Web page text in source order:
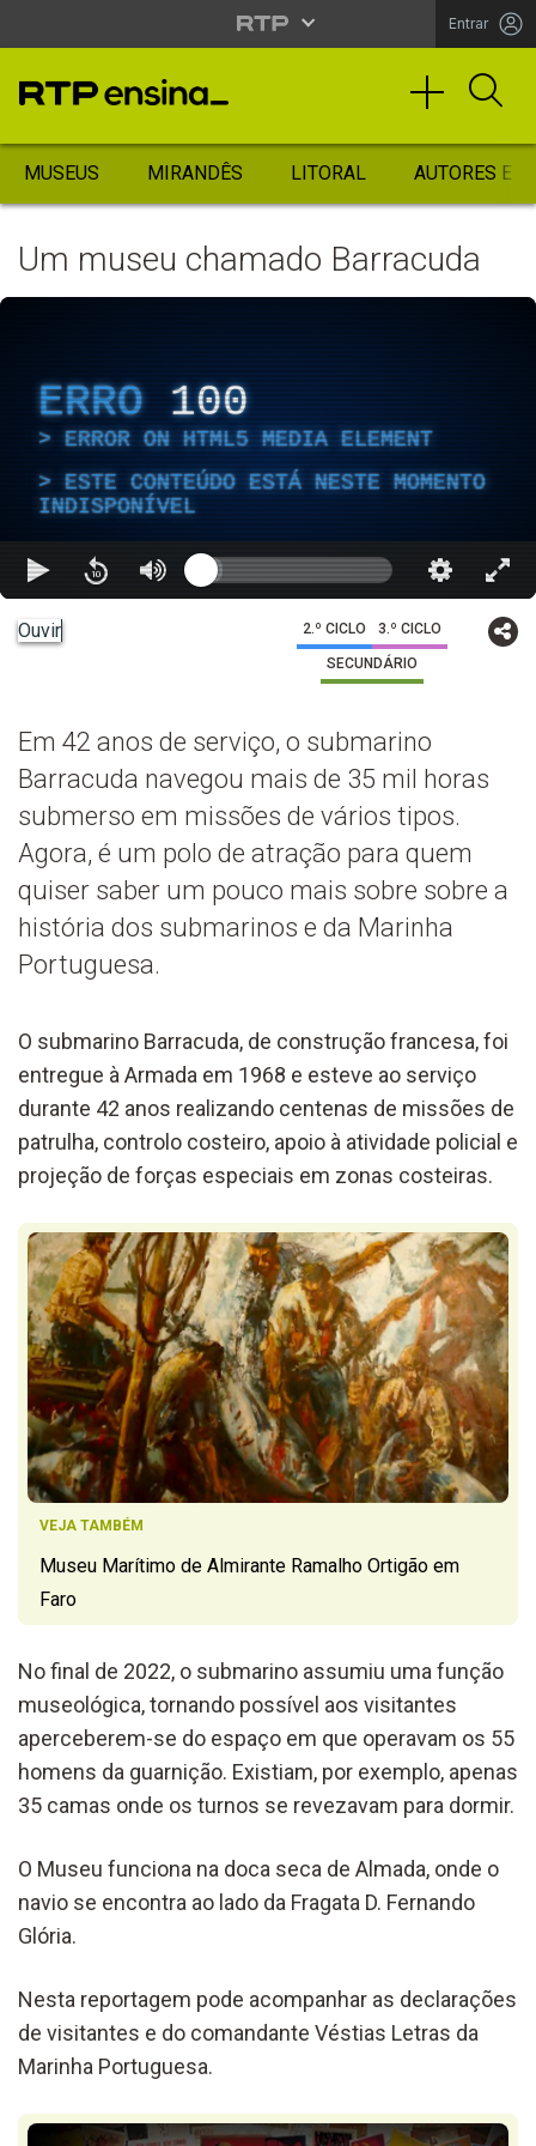
Entrar
MUSEUS MIRANDÊS LITORAL AUTORES
Um museu chamado Barracuda
ERRO 100
ERROR ON HTML5 MEDIA ELEMENT
ESTE CONTEÚDO ESTÁ NESTE MOMENTO
INDISPONÍVEL
Ouvir 2.º CICLO 3.º CICLO
SECUNDÁRIO
Em 42 anos de serviço, o submarino
Barracuda navegou mais de 35 mil horas
submerso em missões de vários tipos.
Agora, é um polo de atração para quem
quiser saber um pouco mais sobre sobre a
história dos submarinos e da Marinha
Portuguesa.
O submarino Barracuda, de construção francesa, foi
entregue à Armada em 1968 e esteve ao serviço
durante 42 anos realizando centenas de missões de
patrulha, controlo costeiro, apoio à atividade policial e
projeção de forças especiais em zonas costeiras.
VEJA TAMBÉM
Museu Marítimo de Almirante Ramalho Ortigão em
Faro
No final de 2022, o submarino assumiu uma função
museológica, tornando possível aos visitantes
aperceberem-se do espaço em que operavam os 55
homens da guarnição. Existiam, por exemplo, apenas
35 camas onde os turnos se revezavam para dormir.
O Museu funciona na doca seca de Almada, onde o
navio se encontra ao lado da Fragata D. Fernando
Glória.
Nesta reportagem pode acompanhar as declarações
de visitantes e do comandante Véstias Letras da
Marinha Portuguesa.